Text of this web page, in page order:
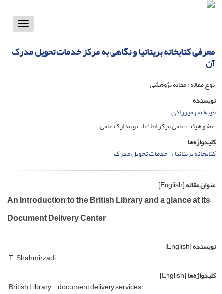
Toggle
معرفی کتابخانه بریتانیا و نگاهی به مرکز خدمات تحویل مدرک
آن
نوع مقاله : مقاله پژوهشی
نویسنده
طیبه شهمیرزادی
عضو هیئت علمی مرکز اطلاعات و مدارک علمی
کلیدواژه‌ها
کتابخانه بریتانیا خدمات تحویل مدرک
عنوان مقاله[English]
An Introduction to the British Library and a glance at its
Document Delivery Center
نویسنده[English]
T. Shahmirzadi
کلیدواژه‌ها[English]
British Library document delivery services